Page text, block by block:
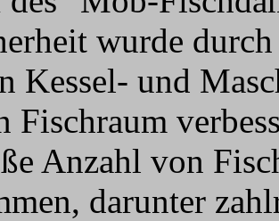
wurde
Kessel- und
Fischraum
Anzahl von
darunter